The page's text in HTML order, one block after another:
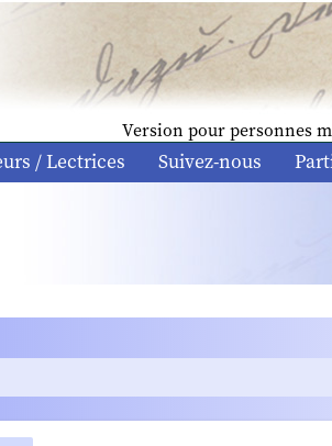
Version pour personnes
/ Lectrices Suivez-nous